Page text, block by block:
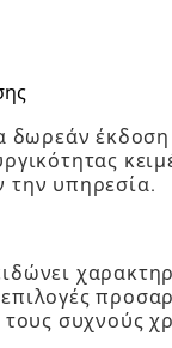
δωρεάν
την υπηρεσία.
τους συχνούς